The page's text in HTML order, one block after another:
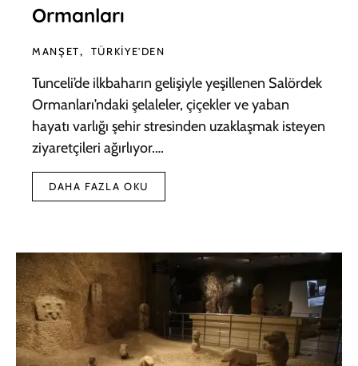
Ormanları
MANŞET TÜRKIYE'DEN
Tunceli’de ilkbaharın gelişiyle yeşillenen Salördek
Ormanları’ndaki şelaleler, çiçekler ve yaban
hayatı varlığı şehir stresinden uzaklaşmak isteyen
ziyaretçileri ağırlıyor.…
DAHA FAZLA OKU